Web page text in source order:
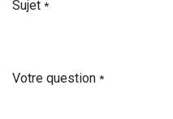
Sujet *
Votre question *